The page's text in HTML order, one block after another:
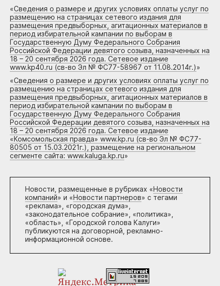
«Сведения о размере и других условиях оплаты услуг по
размещению на страницах сетевого издания для
размещения предвыборных, агитационных материалов в
период избирательной кампании по выборам в
Государственную Думу Федерального Собрания
Российской Федерации девятого созыва, назначенных на
18 – 20 сентября 2026 года. Сетевое издание
www.kp40.ru (св-во Эл № ФС77-58967 от 11.08.2014г.)»
«Сведения о размере и других условиях оплаты услуг по
размещению на страницах сетевого издания для
размещения предвыборных, агитационных материалов в
период избирательной кампании по выборам в
Государственную Думу Федерального Собрания
Российской Федерации девятого созыва, назначенных на
18 – 20 сентября 2026 года. Сетевое издание
«Комсомольская правда» www.kp.ru (св-во Эл № ФС77-
80505 от 15.03.2021г.), размещение на региональном
сегменте сайта: www.kaluga.kp.ru»
Новости, размещенные в рубриках «Новости
компаний» и «Новости партнеров» с тегами
«реклама», «городская дума»,
«законодательное собрание», «политика»,
«область», «Городской голова Калуги»
публикуются на договорной, рекламно-
информационной основе.